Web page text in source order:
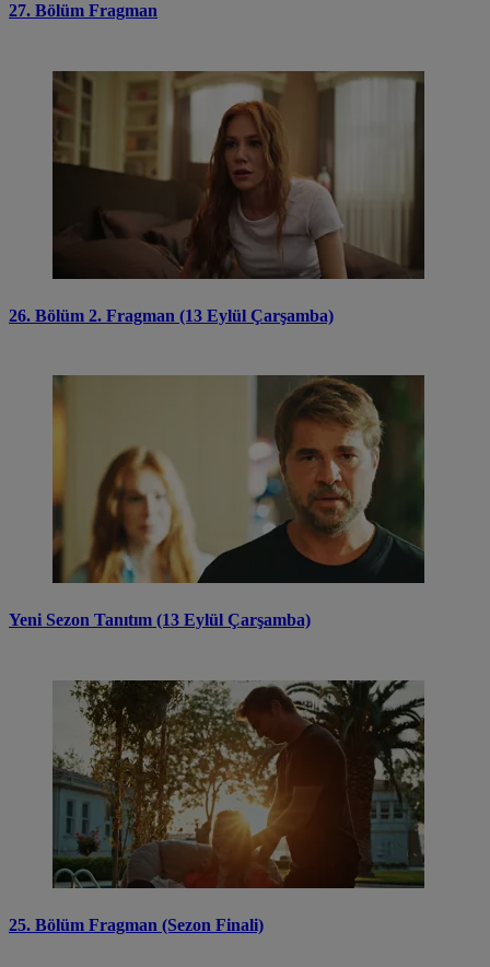
27. Bölüm Fragman
26. Bölüm 2. Fragman (13 Eylül Çarşamba)
Yeni Sezon Tanıtım (13 Eylül Çarşamba)
25. Bölüm Fragman (Sezon Finali)